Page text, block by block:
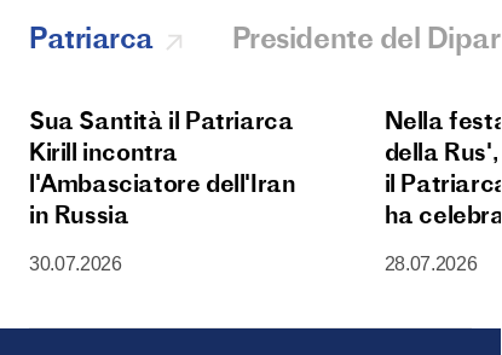
Patriarca Presidente del
Sua Santità il Patriarca
Kirill incontra
l'Ambasciatore dell'Iran
in Russia
30.07.2026
Nella
della
il
ha
della
28.07.2026